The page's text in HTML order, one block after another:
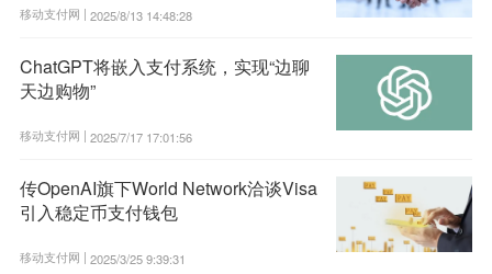
移动支付网 | 2025/8/13 14:48:28
ChatGPT将嵌入支付系统，实现“边聊
天边购物”
移动支付网 | 2025/7/17 17:01:56
传OpenAI旗下World Network洽谈Visa
引入稳定币支付钱包
移动支付网 | 2025/3/25 9:39:31